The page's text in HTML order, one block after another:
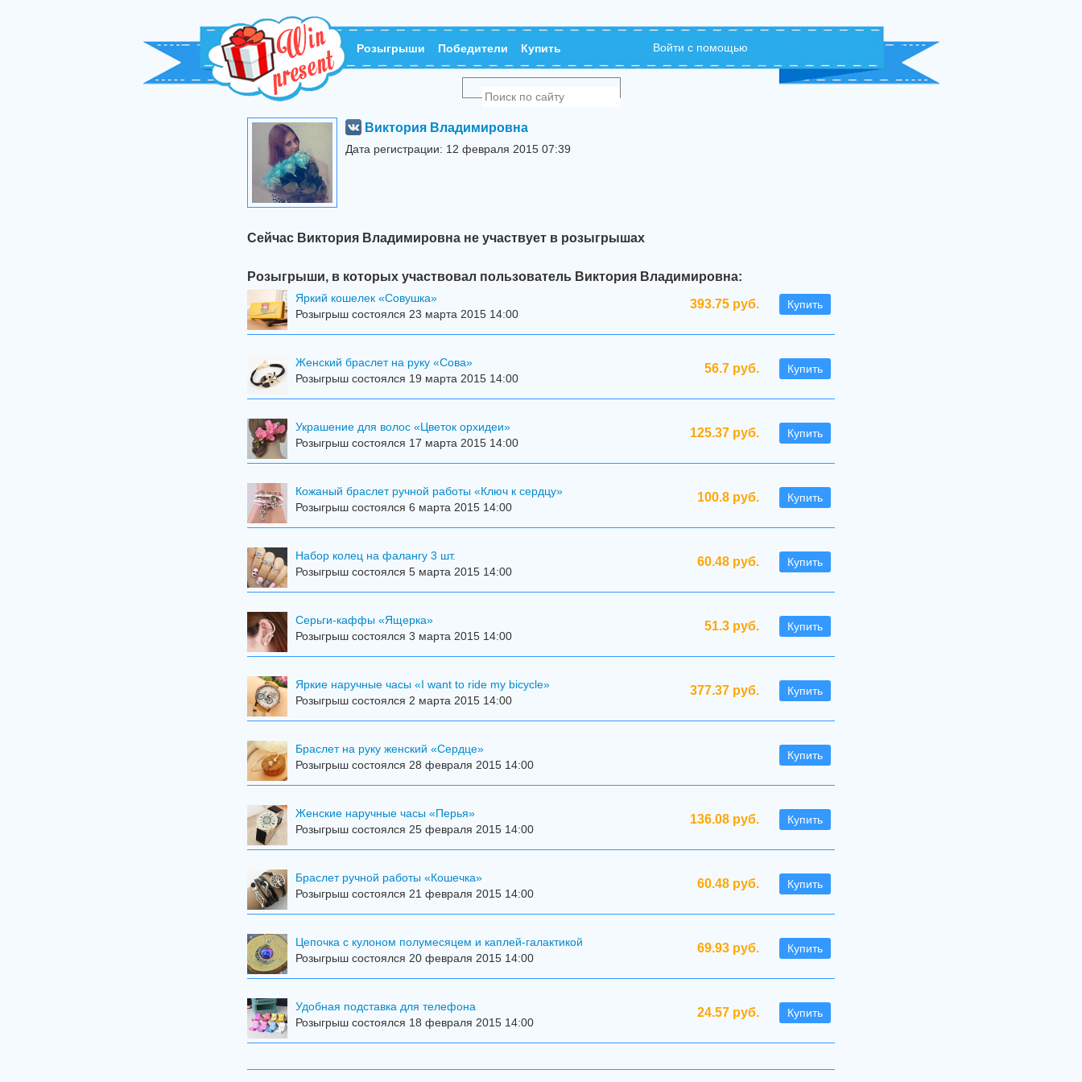
Розыгрыши Победители Купить Войти с помощью
Виктория Владимировна
Дата регистрации: 12 февраля 2015 07:39
Сейчас Виктория Владимировна не участвует в розыгрышах
Розыгрыши, в которых участвовал пользователь Виктория Владимировна:
393.75 руб. Купить
Яркий кошелек «Совушка»
Розыгрыш состоялся 23 марта 2015 14:00
56.7 руб. Купить
Женский браслет на руку «Сова»
Розыгрыш состоялся 19 марта 2015 14:00
125.37 руб. Купить
Украшение для волос «Цветок орхидеи»
Розыгрыш состоялся 17 марта 2015 14:00
100.8 руб. Купить
Кожаный браслет ручной работы «Ключ к сердцу»
Розыгрыш состоялся 6 марта 2015 14:00
60.48 руб. Купить
Набор колец на фалангу 3 шт.
Розыгрыш состоялся 5 марта 2015 14:00
51.3 руб. Купить
Серьги-каффы «Ящерка»
Розыгрыш состоялся 3 марта 2015 14:00
377.37 руб. Купить
Яркие наручные часы «I want to ride my bicycle»
Розыгрыш состоялся 2 марта 2015 14:00
Купить
Браслет на руку женский «Сердце»
Розыгрыш состоялся 28 февраля 2015 14:00
136.08 руб. Купить
Женские наручные часы «Перья»
Розыгрыш состоялся 25 февраля 2015 14:00
60.48 руб. Купить
Браслет ручной работы «Кошечка»
Розыгрыш состоялся 21 февраля 2015 14:00
69.93 руб. Купить
Цепочка с кулоном полумесяцем и каплей-галактикой
Розыгрыш состоялся 20 февраля 2015 14:00
24.57 руб. Купить
Удобная подставка для телефона
Розыгрыш состоялся 18 февраля 2015 14:00